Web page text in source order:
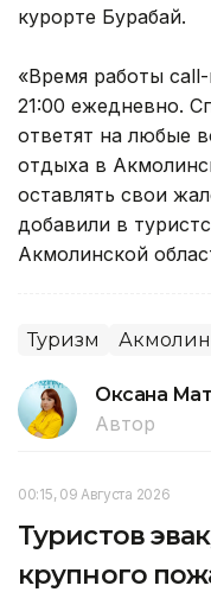
курорте Бурабай.
«Время работы
21:00 ежедневно.
ответят на любые
отдыха в
оставлять свои
добавили в
Акмолинской
Туризм
Оксана
Автор
00:15, 09 Августа 2026
Туристов
крупного